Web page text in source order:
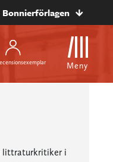
Bonnierförlagen
Meny
littraturkritiker i